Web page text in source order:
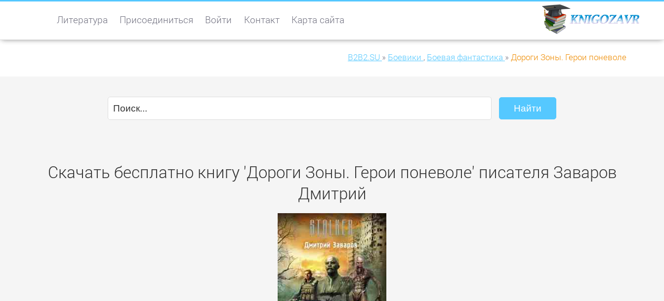
Литература Присоединиться Войти Контакт Карта сайта
B2B2.SU » Боевики , Боевая фантастика » Дороги Зоны. Герои поневоле
Скачать бесплатно книгу 'Дороги Зоны. Герои поневоле' писателя Заваров
Дмитрий